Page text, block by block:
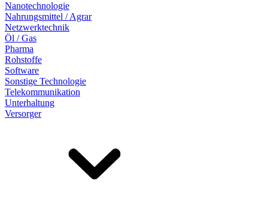
Nanotechnologie
Nahrungsmittel / Agrar
Netzwerktechnik
Öl / Gas
Pharma
Rohstoffe
Software
Sonstige Technologie
Telekommunikation
Unterhaltung
Versorger